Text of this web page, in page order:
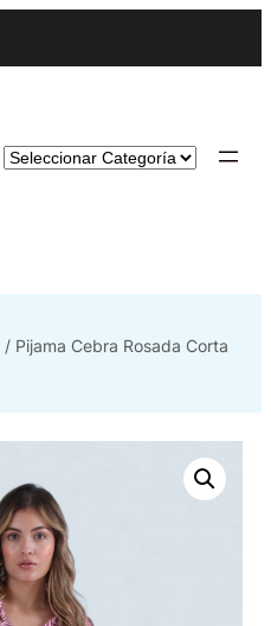
Categorías
/ Pijama Cebra Rosada Corta